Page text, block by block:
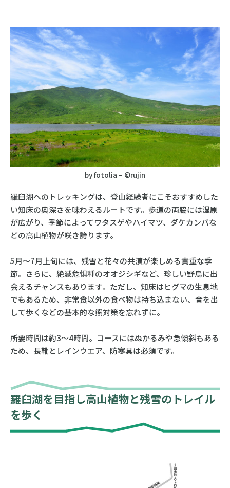
by fotolia – ©rujin
羅臼湖へのトレッキングは、登山経験者にこそおすすめした
い知床の奥深さを味わえるルートです。歩道の両脇には湿原
が広がり、季節によってワタスゲやハイマツ、ダケカンバな
どの高山植物が咲き誇ります。
5月〜7月上旬には、残雪と花々の共演が楽しめる貴重な季
節。さらに、絶滅危惧種のオオジシギなど、珍しい野鳥に出
会えるチャンスもあります。ただし、知床はヒグマの生息地
でもあるため、非常食以外の食べ物は持ち込まない、音を出
して歩くなどの基本的な熊対策を忘れずに。
所要時間は約3〜4時間。コースにはぬかるみや急傾斜もある
ため、長靴とレインウエア、防寒具は必須です。
羅臼湖を目指し高山植物と残雪のトレイル
を歩く